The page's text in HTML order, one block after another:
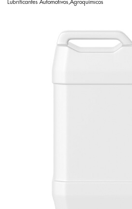
Lubrificantes Automotivos,Agroquímicos